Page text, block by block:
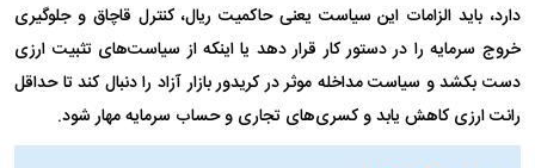
دارد، باید الزامات این سیاست یعنی حاکمیت ریال، کنترل قاچاق و جلوگیری
خروج سرمایه را در دستور کار قرار دهد یا اینکه از سیاست‌های تثبیت ارزی
دست بکشد و سیاست مداخله موثر در کریدور بازار آزاد را دنبال کند تا حداقل
رانت ارزی کاهش یابد و کسری‌های تجاری و حساب سرمایه مهار شود.